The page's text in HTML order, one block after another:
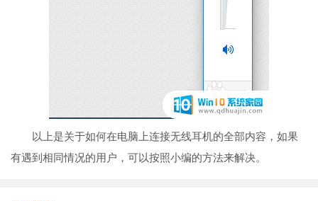
以上是关于如何在电脑上连接无线耳机的全部内容，如果
有遇到相同情况的用户，可以按照小编的方法来解决。